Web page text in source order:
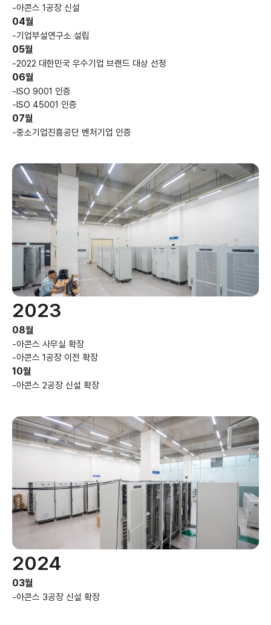
-아콘스 1공장 신설
04월
-기업부설연구소 설립
05월
-2022 대한민국 우수기업 브랜드 대상 선정
06월
-ISO 9001 인증
-ISO 45001 인증
07월
-중소기업진흥공단 벤처기업 인증
2023
08월
-아콘스 사무실 확장
-아콘스 1공장 이전 확장
10월
-아콘스 2공장 신설 확장
2024
03월
-아콘스 3공장 신설 확장